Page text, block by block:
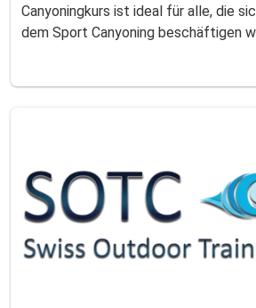
Canyoningkurs ist ideal für alle, die
dem Sport Canyoning beschäftigen